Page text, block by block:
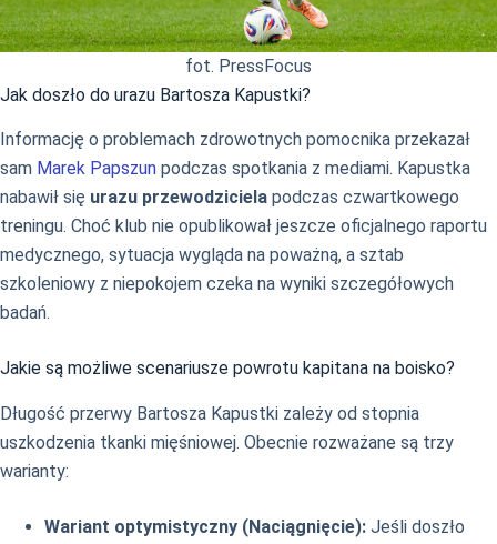
fot. PressFocus
Jak doszło do urazu Bartosza Kapustki?
Informację o problemach zdrowotnych pomocnika przekazał
sam Marek Papszun podczas spotkania z mediami. Kapustka
nabawił się urazu przewodziciela podczas czwartkowego
treningu. Choć klub nie opublikował jeszcze oficjalnego raportu
medycznego, sytuacja wygląda na poważną, a sztab
szkoleniowy z niepokojem czeka na wyniki szczegółowych
badań.
Jakie są możliwe scenariusze powrotu kapitana na boisko?
Długość przerwy Bartosza Kapustki zależy od stopnia
uszkodzenia tkanki mięśniowej. Obecnie rozważane są trzy
warianty:
Wariant optymistyczny (Naciągnięcie): Jeśli doszło